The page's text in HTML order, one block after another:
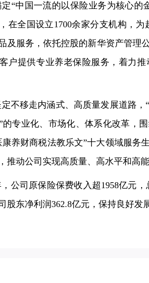
“中国一流的以保险业务为核心的
在全国设立1700余家分支机构，
及服务，依托控股的新华资产管理
户提供专业养老保险服务，着力
不移走内涵式、高质量发展道路
的专业化、市场化、体系化改革，
康养财商税法教乐文”十大领域服务
推动公司实现高质量、高水平和高能
，公司原保险保费收入超1958亿元
股东净利润362.8亿元，保持良好发